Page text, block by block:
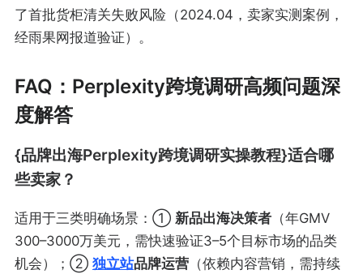
了首批货柜清关失败风险（2024.04，卖家实测案例，
经雨果网报道验证）。
FAQ：Perplexity跨境调研高频问题深
度解答
{品牌出海Perplexity跨境调研实操教程}适合哪
些卖家？
适用于三类明确场景：① 新品出海决策者（年GMV
300–3000万美元，需快速验证3–5个目标市场的品类
机会）；② 独立站品牌运营（依赖内容营销，需持续